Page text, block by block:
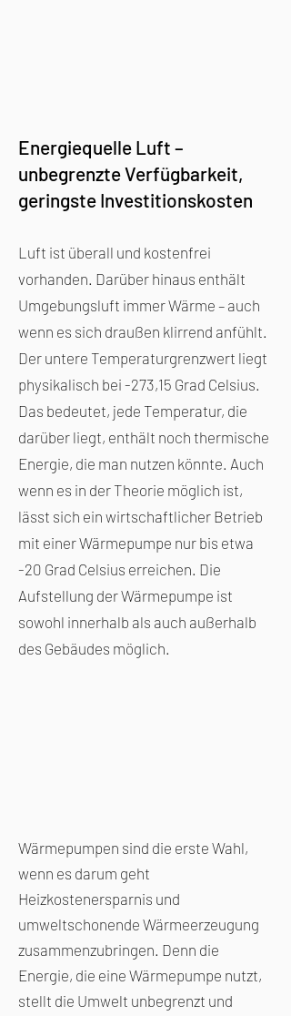
Energiequelle Erdreich – über
Erdkollektoren oder
Erdsonden
Wärmepumpen sind die erste Wahl,
wenn es darum geht
Heizkostenersparnis und
umweltschonende Wärmeerzeugung
zusammenzubringen. Denn die
Energie, die eine Wärmepumpe nutzt,
stellt die Umwelt unbegrenzt und
Energiequelle Luft –
unbegrenzte Verfügbarkeit,
geringste Investitionskosten
Luft ist überall und kostenfrei
vorhanden. Darüber hinaus enthält
Umgebungsluft immer Wärme – auch
wenn es sich draußen klirrend anfühlt.
Der untere Temperaturgrenzwert liegt
physikalisch bei -273,15 Grad Celsius.
Das bedeutet, jede Temperatur, die
darüber liegt, enthält noch thermische
Energie, die man nutzen könnte. Auch
wenn es in der Theorie möglich ist,
lässt sich ein wirtschaftlicher Betrieb
mit einer Wärmepumpe nur bis etwa
-20 Grad Celsius erreichen. Die
Aufstellung der Wärmepumpe ist
sowohl innerhalb als auch außerhalb
des Gebäudes möglich.